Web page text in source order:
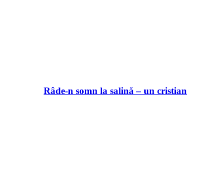
Râde-n somn la salină – un cristian